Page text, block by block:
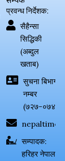
प्रवन्ध निर्देशक:
सैहैन्सा
सिद्धिकी
(अब्दुल
खताब)
सुचना बिभाग
नम्बर
(७२७-०७४-
सम्पादक:
हरिहर नेपाल